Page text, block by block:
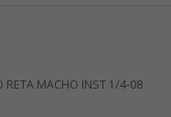
RETA MACHO INST 1/4-08